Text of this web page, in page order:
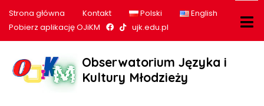
Strona główna Kontakt Polski
English
Pobierz aplikację OJiKM
Nasz profil na Facebook
Nasz profil na tiktok
ujk.edu.pl
Obserwatorium Języka i
Kultury Młodzieży